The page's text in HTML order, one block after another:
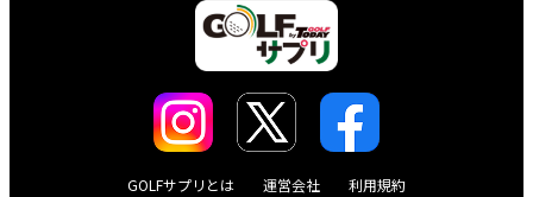
GOLFサプリとは 運営会社 利用規約